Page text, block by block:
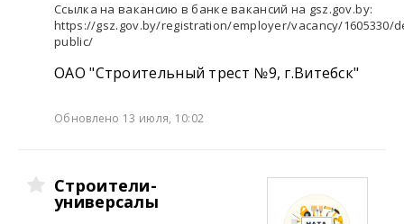
Ссылка на вакансию в банке вакансий на gsz.gov.⁣by:
https://gsz.gov.by/registration/employer/vacancy/1605330/
public/
ОАО "Строительный трест №9, г.Витебск"
Обновлено 13 июля, 10:02
Строители-
универсалы